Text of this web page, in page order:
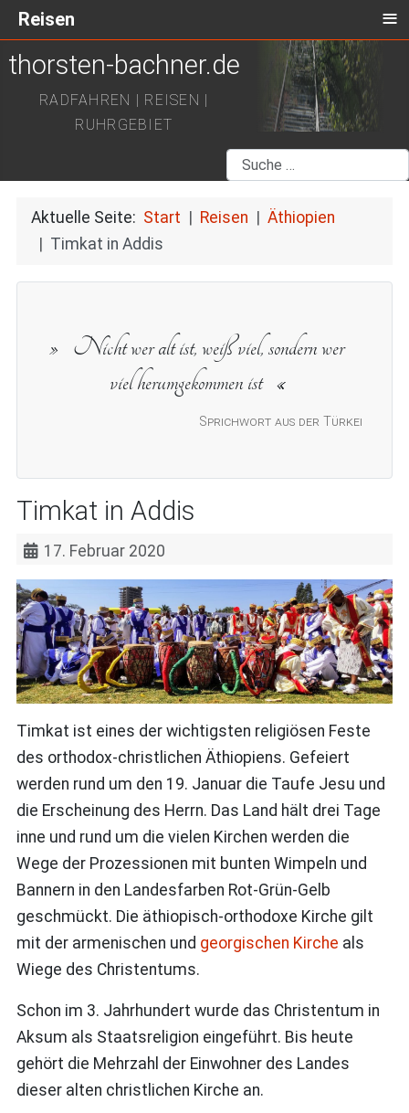
thorsten-bachner.de
RADFAHREN | REISEN |
RUHRGEBIET
Suchen
Aktuelle Seite: Start Reisen
Äthiopien
Timkat in Addis
Sprichwort aus der Türkei
Nicht wer alt ist, weiß viel, sondern wer
viel herumgekommen ist
Timkat in Addis
17. Februar 2020
Timkat ist eines der wichtigsten religiösen Feste
des orthodox-christlichen Äthiopiens. Gefeiert
werden rund um den 19. Januar die Taufe Jesu und
die Erscheinung des Herrn. Das Land hält drei Tage
inne und rund um die vielen Kirchen werden die
Wege der Prozessionen mit bunten Wimpeln und
Bannern in den Landesfarben Rot-Grün-Gelb
geschmückt. Die äthiopisch-orthodoxe Kirche gilt
mit der armenischen und georgischen Kirche als
Wiege des Christentums.
Schon im 3. Jahrhundert wurde das Christentum in
Aksum als Staatsreligion eingeführt. Bis heute
gehört die Mehrzahl der Einwohner des Landes
dieser alten christlichen Kirche an.
Reisen ≡